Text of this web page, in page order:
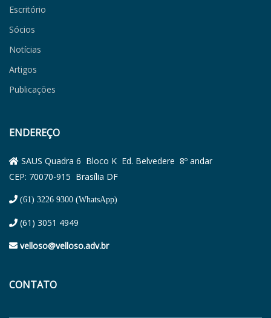
Escritório
Sócios
Notícias
Artigos
Publicações
ENDEREÇO
SAUS Quadra 6 Bloco K Ed. Belvedere 8º andar
CEP: 70070-915 Brasília DF
(61) 3226 9300 (WhatsApp)
(61) 3051 4949
velloso@velloso.adv.br
CONTATO